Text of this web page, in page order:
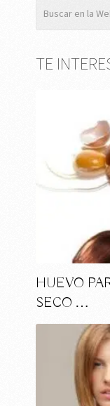
TE
HUEVO
SECO …